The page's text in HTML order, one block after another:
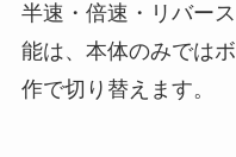
半速・倍速・リバー
能は、本体のみでは
作で切り替えます。